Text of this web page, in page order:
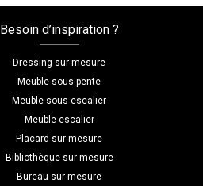
Besoin d’inspiration ?
Dressing sur mesure
Meuble sous pente
Meuble sous-escalier
Meuble escalier
Placard sur-mesure
Bibliothèque sur mesure
Bureau sur mesure